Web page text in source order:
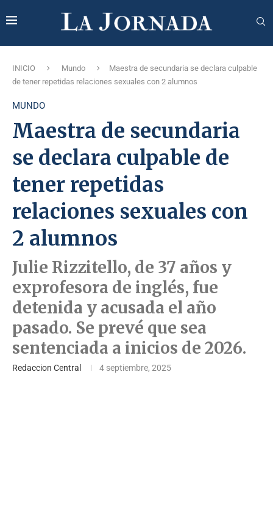
INICIO Mundo
Maestra de secundaria se declara culpable
de tener repetidas relaciones sexuales con 2 alumnos
MUNDO
Maestra de secundaria
se declara culpable de
tener repetidas
relaciones sexuales con
2 alumnos
Julie Rizzitello, de 37 años y
exprofesora de inglés, fue
detenida y acusada el año
pasado. Se prevé que sea
sentenciada a inicios de 2026.
Redaccion Central 4 septiembre, 2025